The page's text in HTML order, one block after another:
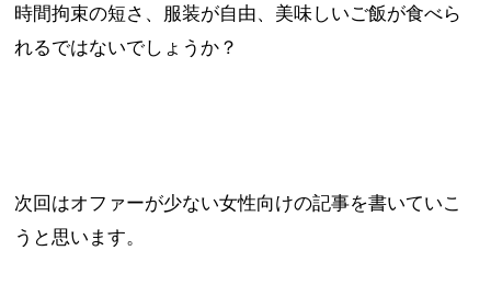
時間拘束の短さ、服装が自由、美味しいご飯が食べら
れるではないでしょうか？
次回はオファーが少ない女性向けの記事を書いていこ
うと思います。